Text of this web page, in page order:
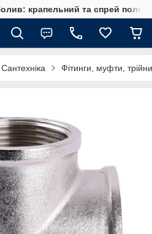
крапельний та спрей полив,
Сантехніка Фітинги, муфти,